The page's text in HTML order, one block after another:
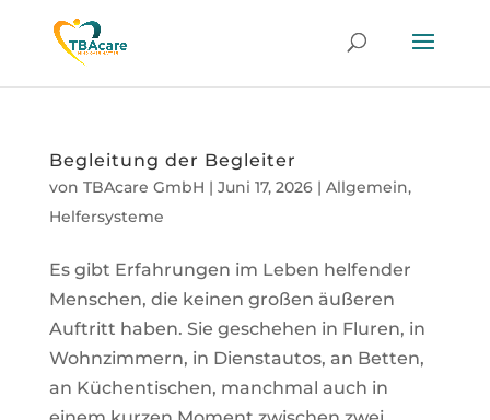
Begleitung der Begleiter
von TBAcare GmbH | Juni 17, 2026| Allgemein,
Helfersysteme
Es gibt Erfahrungen im Leben helfender
Menschen, die keinen großen äußeren
Auftritt haben. Sie geschehen in Fluren, in
Wohnzimmern, in Dienstautos, an Betten,
an Küchentischen, manchmal auch in